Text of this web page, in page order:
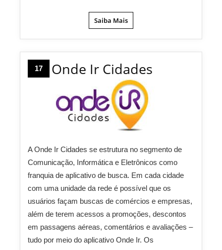
Saiba Mais
17 Onde Ir Cidades
A Onde Ir Cidades se estrutura no segmento de
Comunicação, Informática e Eletrônicos como
franquia de aplicativo de busca. Em cada cidade
com uma unidade da rede é possível que os
usuários façam buscas de comércios e empresas,
além de terem acessos a promoções, descontos
em passagens aéreas, comentários e avaliações –
tudo por meio do aplicativo Onde Ir. Os